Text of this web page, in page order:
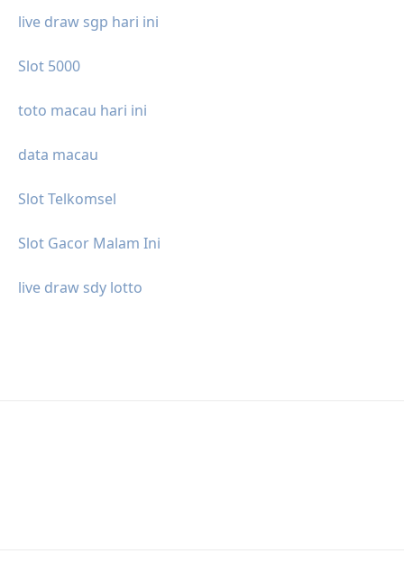
live draw sgp hari ini
Slot 5000
toto macau hari ini
data macau
Slot Telkomsel
Slot Gacor Malam Ini
live draw sdy lotto